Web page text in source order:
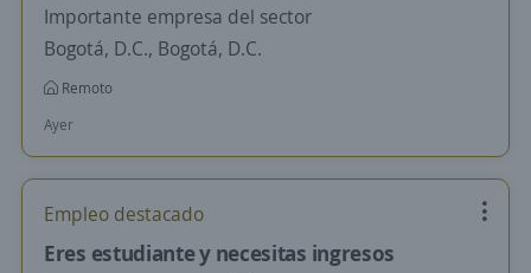
Importante empresa del sector
Bogotá, D.C., Bogotá, D.C.
Remoto
Ayer
Empleo destacado
Eres estudiante y necesitas ingresos